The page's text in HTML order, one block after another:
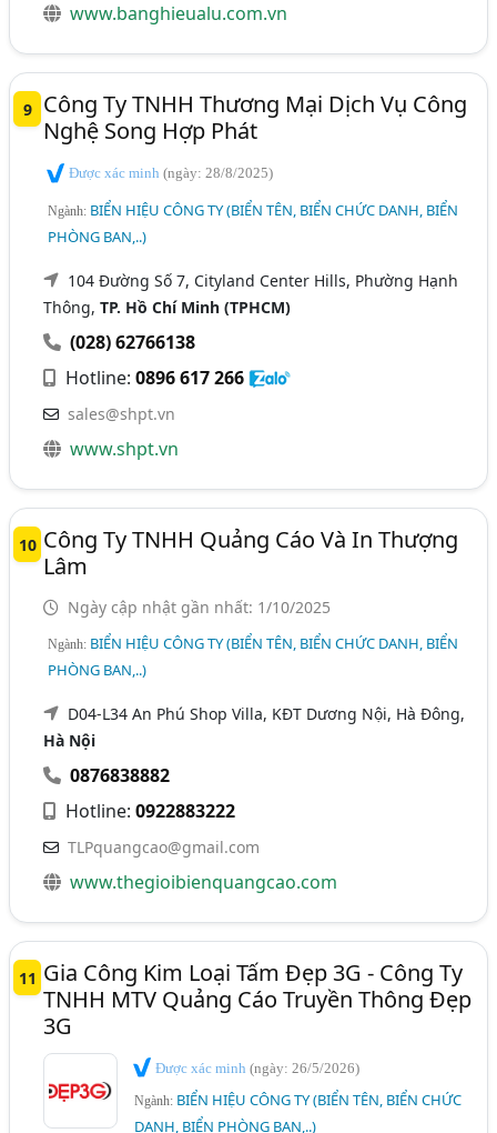
www.banghieualu.com.vn
9
Công Ty TNHH Thương Mại Dịch Vụ Công
Nghệ Song Hợp Phát
Được xác minh(ngày: 28/8/2025)
Ngành: BIỂN HIỆU CÔNG TY (BIỂN TÊN, BIỂN CHỨC DANH, BIỂN
PHÒNG BAN,..)
104 Đường Số 7, Cityland Center Hills, Phường Hạnh
Thông,TP. Hồ Chí Minh (TPHCM)
(028) 62766138
Hotline:0896 617 266
sales@shpt.vn
www.shpt.vn
10 Công Ty TNHH Quảng Cáo Và In Thượng
Lâm
Ngày cập nhật gần nhất: 1/10/2025
Ngành: BIỂN HIỆU CÔNG TY (BIỂN TÊN, BIỂN CHỨC DANH, BIỂN
PHÒNG BAN,..)
D04-L34 An Phú Shop Villa, KĐT Dương Nội, Hà Đông,
Hà Nội
0876838882
Hotline:0922883222
TLPquangcao@gmail.com
www.thegioibienquangcao.com
11 Gia Công Kim Loại Tấm Đẹp 3G - Công Ty
TNHH MTV Quảng Cáo Truyền Thông Đẹp
3G
Được xác minh(ngày: 26/5/2026)
Ngành: BIỂN HIỆU CÔNG TY (BIỂN TÊN, BIỂN CHỨC
DANH, BIỂN PHÒNG BAN,..)